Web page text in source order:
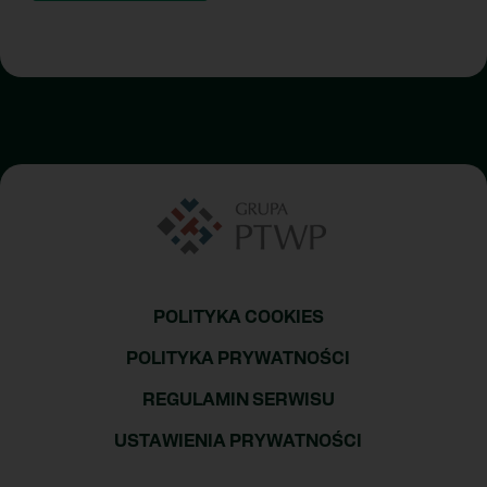
POLITYKA COOKIES
POLITYKA PRYWATNOŚCI
REGULAMIN SERWISU
USTAWIENIA PRYWATNOŚCI